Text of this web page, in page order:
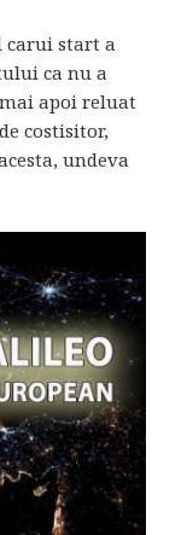
carui start a
ca nu a
apoi reluat
costisitor,
undeva